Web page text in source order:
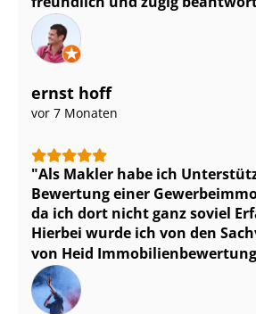
ernst hoff
vor 7 Monaten
Als Makler habe ich
Bewertung einer
da ich dort nicht ganz soviel
Hierbei wurde ich von den
von Heid Im­mo­bi­li­en­be­wer­tung